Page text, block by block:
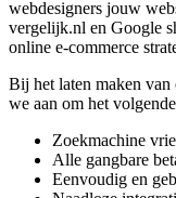
webdesigners jouw
vergelijk.nl en Google
online e-commerce
Bij het laten maken
we aan om het
Zoekmachine
Alle gangbare
Eenvoudig en